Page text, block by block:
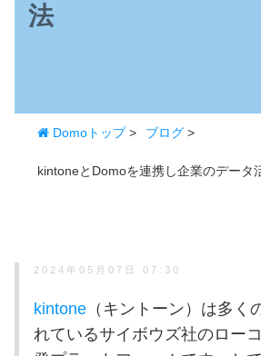
法
Domoトップ> ブログ >
kintoneとDomoを連携し企業のデータ
2024年05月07日 07:30
kintone（キントーン）は多く
れているサイボウズ社のロー